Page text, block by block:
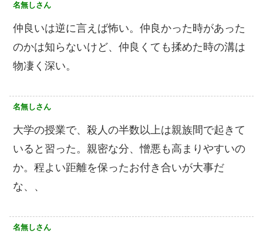
名無しさん
仲良いは逆に言えば怖い。仲良かった時があった
のかは知らないけど、仲良くても揉めた時の溝は
物凄く深い。
名無しさん
大学の授業で、殺人の半数以上は親族間で起きて
いると習った。親密な分、憎悪も高まりやすいの
か。程よい距離を保ったお付き合いが大事だ
な、、
名無しさん